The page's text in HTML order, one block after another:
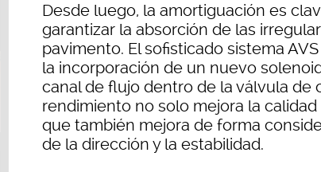
Desde luego, la amortiguación es
garantizar la absorción de las
pavimento. El sofisticado sistema
la incorporación de un nuevo
canal de flujo dentro de la válvula de
rendimiento no solo mejora la
que también mejora de forma
de la dirección y la estabilidad.